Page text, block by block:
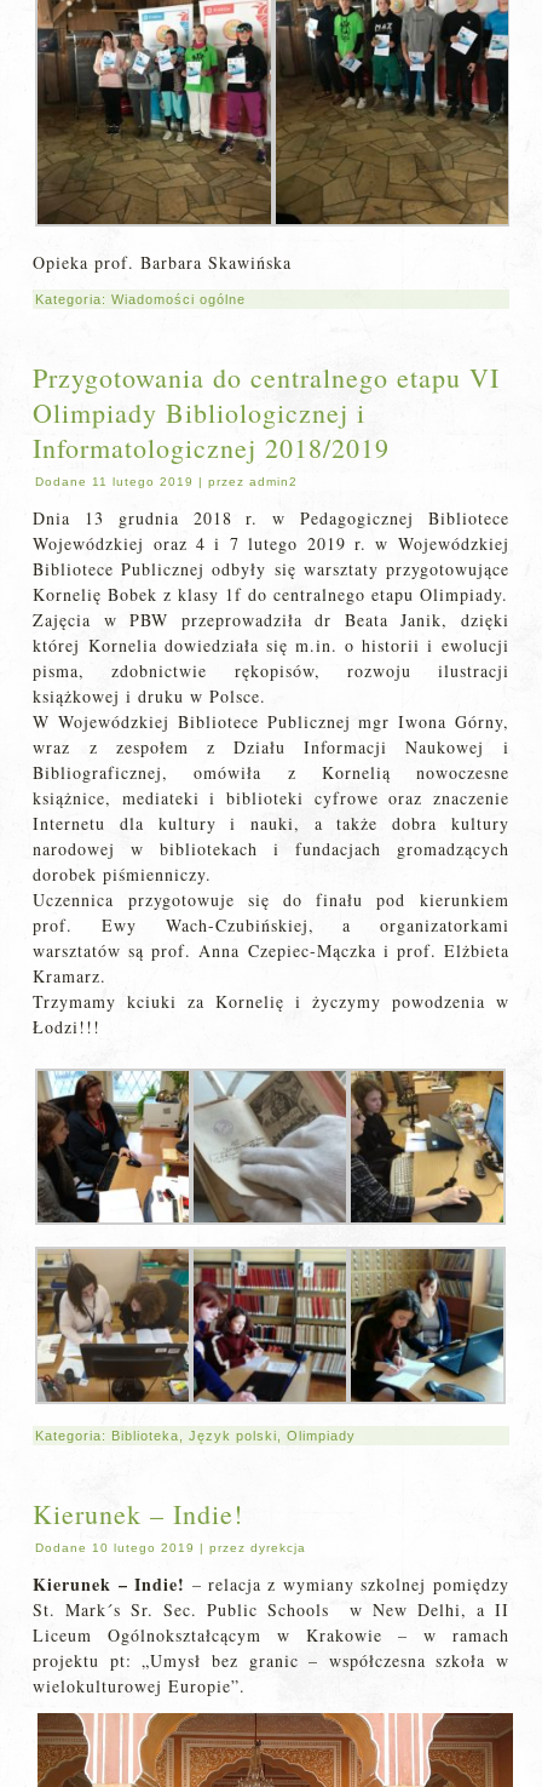
Opieka prof. Barbara Skawińska
Kategoria:Wiadomości ogólne
Przygotowania do centralnego etapu VI
Olimpiady Bibliologicznej i
Informatologicznej 2018/2019
Dodane 11 lutego 2019 |przez admin2
Dnia 13 grudnia 2018 r. w Pedagogicznej Bibliotece
Wojewódzkiej oraz 4 i 7 lutego 2019 r. w Wojewódzkiej
Bibliotece Publicznej odbyły się warsztaty przygotowujące
Kornelię Bobek z klasy 1f do centralnego etapu Olimpiady.
Zajęcia w PBW przeprowadziła dr Beata Janik, dzięki
której Kornelia dowiedziała się m.in. o historii i ewolucji
pisma, zdobnictwie rękopisów, rozwoju ilustracji
książkowej i druku w Polsce.
W Wojewódzkiej Bibliotece Publicznej mgr Iwona Górny,
wraz z zespołem z Działu Informacji Naukowej i
Bibliograficznej, omówiła z Kornelią nowoczesne
książnice, mediateki i biblioteki cyfrowe oraz znaczenie
Internetu dla kultury i nauki, a także dobra kultury
narodowej w bibliotekach i fundacjach gromadzących
dorobek piśmienniczy.
Uczennica przygotowuje się do finału pod kierunkiem
prof. Ewy Wach-Czubińskiej, a organizatorkami
warsztatów są prof. Anna Czepiec-Mączka i prof. Elżbieta
Kramarz.
Trzymamy kciuki za Kornelię i życzymy powodzenia w
Łodzi!!!
Kategoria: Biblioteka ,Język polski ,Olimpiady
Kierunek – Indie!
Dodane 10 lutego 2019 |przez dyrekcja
Kierunek – Indie! – relacja z wymiany szkolnej pomiędzy
St. Mark´s Sr. Sec. Public Schools w New Delhi, a II
Liceum Ogólnokształcącym w Krakowie – w ramach
projektu pt: „Umysł bez granic – współczesna szkoła w
wielokulturowej Europie”.